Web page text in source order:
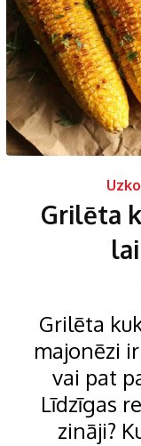
Grilēta
Grilēta
majonēzi
vai pat
Līdzīgas
zināji?